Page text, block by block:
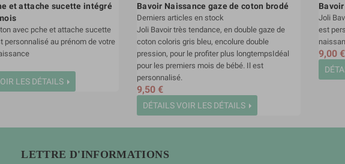
et attache sucette intégré
avec pche et attache sucette
personnalisé au prénom de votre
LES DÉTAILS
Bavoir Naissance gaze de coton brodé
Derniers articles en stock
Joli Bavoir très tendance, en double gaze de
coton coloris gris bleu, encolure double
pression, pour le profiter plus longtempsIdéal
pour les premiers mois de bébé. Il est
personnalisé.
9,50 €
DÉTAILSVOIR LES DÉTAILS
Joli
est
9,00 €
LETTRE D'INFORMATIONS